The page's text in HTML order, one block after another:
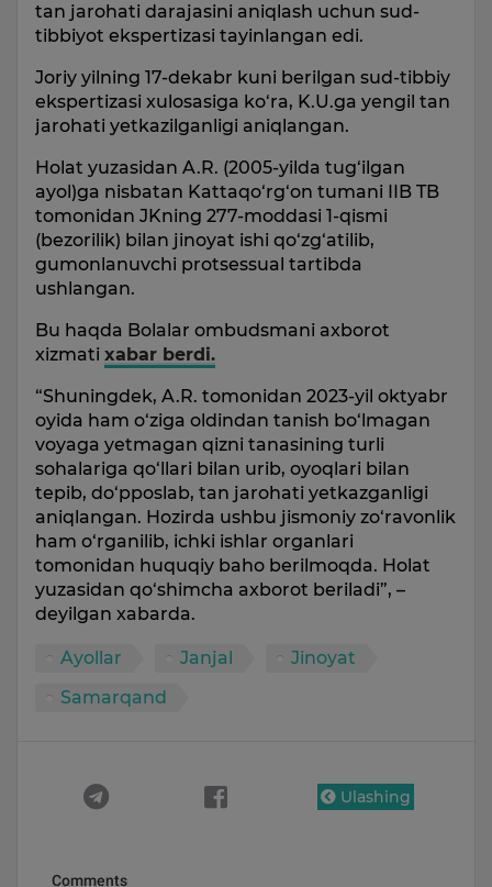
tan jarohati darajasini aniqlash uchun sud-
tibbiyot ekspertizasi tayinlangan edi.
Joriy yilning 17-dekabr kuni berilgan sud-tibbiy
ekspertizasi xulosasiga ko‘ra, K.U.ga yengil tan
jarohati yetkazilganligi aniqlangan.
Holat yuzasidan A.R. (2005-yilda tug‘ilgan
ayol)ga nisbatan Kattaqo‘rg‘on tumani IIB TB
tomonidan JKning 277-moddasi 1-qismi
(bezorilik) bilan jinoyat ishi qo‘zg‘atilib,
gumonlanuvchi protsessual tartibda
ushlangan.
Bu haqda Bolalar ombudsmani axborot
xizmati xabar berdi.
“Shuningdek, A.R. tomonidan 2023-yil oktyabr
oyida ham o‘ziga oldindan tanish bo‘lmagan
voyaga yetmagan qizni tanasining turli
sohalariga qo‘llari bilan urib, oyoqlari bilan
tepib, do‘pposlab, tan jarohati yetkazganligi
aniqlangan. Hozirda ushbu jismoniy zo‘ravonlik
ham o‘rganilib, ichki ishlar organlari
tomonidan huquqiy baho berilmoqda. Holat
yuzasidan qo‘shimcha axborot beriladi”, –
deyilgan xabarda.
Ayollar Janjal
Jinoyat
Samarqand
Ulashing